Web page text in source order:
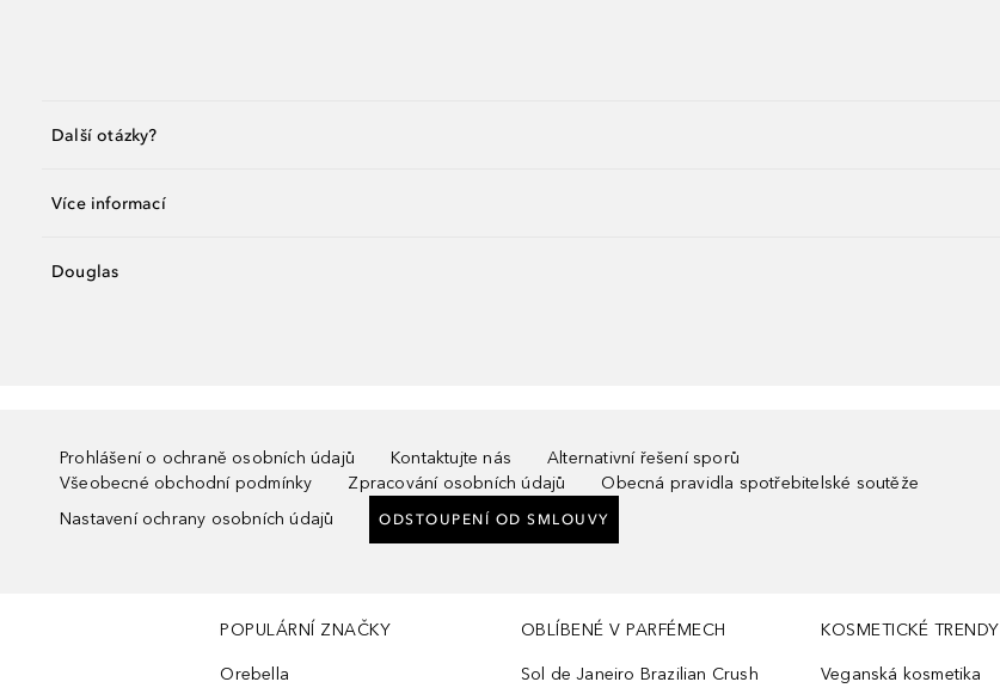
Další otázky?
Více informací
Douglas
Prohlášení o ochraně osobních údajů Kontaktujte nás
Alternativní řešení sporů
Všeobecné obchodní podmínky
Zpracování osobních údajů
Obecná pravidla spotřebitelské soutěže
Nastavení ochrany osobních údajů
ODSTOUPENÍ OD SMLOUVY
POPULÁRNÍ ZNAČKY
Orebella
OBLÍBENÉ V PARFÉMECH
Sol de Janeiro Brazilian Crush
KOSMETICKÉ TRENDY
Veganská kosmetika